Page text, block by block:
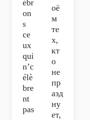
ébr
on
s
ce
ux
qui
n’c
élè
bre
nt
pas
оё
м
те
х,
кт
о
не
пр
азд
ну
ет,